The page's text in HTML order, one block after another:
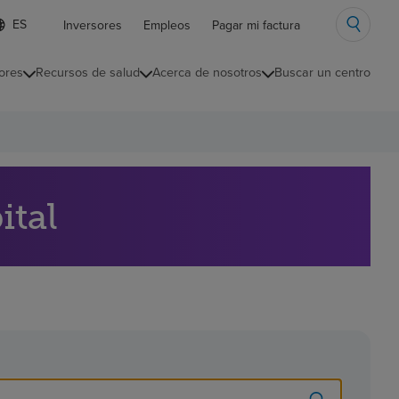
Inversores Empleos Pagar mi factura
Recursos de salud Acerca de nosotros Buscar un centro